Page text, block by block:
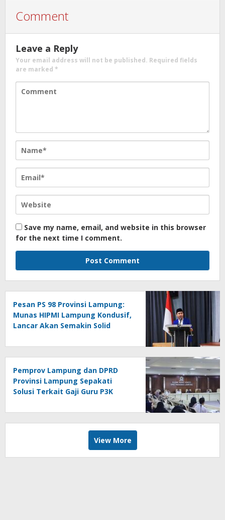
Comment
Leave a Reply
Your email address will not be published. Required fields
are marked *
Save my name, email, and website in this browser
for the next time I comment.
Pesan PS 98 Provinsi Lampung:
Munas HIPMI Lampung Kondusif,
Lancar Akan Semakin Solid
Pemprov Lampung dan DPRD
Provinsi Lampung Sepakati
Solusi Terkait Gaji Guru P3K
View More